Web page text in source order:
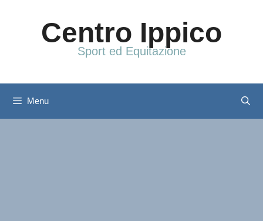
Centro Ippico
Sport ed Equitazione
Menu